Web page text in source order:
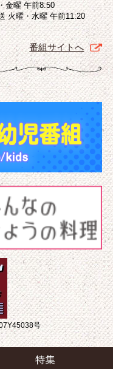
金曜 午前8:50
火曜・水曜 午前11:20
番組サイトへ
号